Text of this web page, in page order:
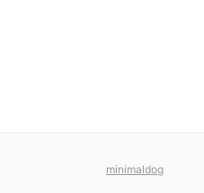
minimaldog